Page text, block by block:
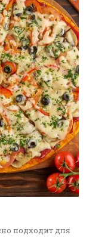
подходит для